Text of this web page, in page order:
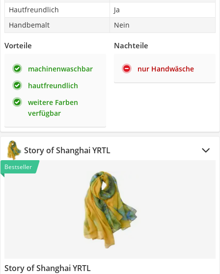
Hautfreundlich
Ja
Handbemalt
Nein
Vorteile
machinenwaschbar
hautfreundlich
weitere Farben
verfügbar
Nachteile
nur Handwäsche
Story of Shanghai YRTL
Bestseller
Story of Shanghai YRTL